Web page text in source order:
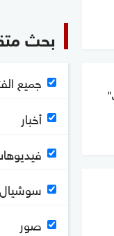
بحث
جميع
أخبار
صور